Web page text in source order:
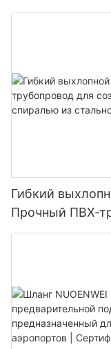
Гибкий
Прочный ПВХ-